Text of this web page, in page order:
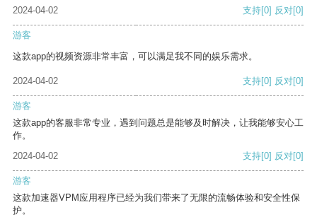
2024-04-02
支持[0] 反对[0]
游客
这款app的视频资源非常丰富，可以满足我不同的娱乐需求。
2024-04-02 支持[0] 反对[0]
游客
这款app的客服非常专业，遇到问题总是能够及时解决，让我能够安心工
作。
2024-04-02
支持[0] 反对[0]
游客
这款加速器VPM应用程序已经为我们带来了无限的流畅体验和安全性保
护。